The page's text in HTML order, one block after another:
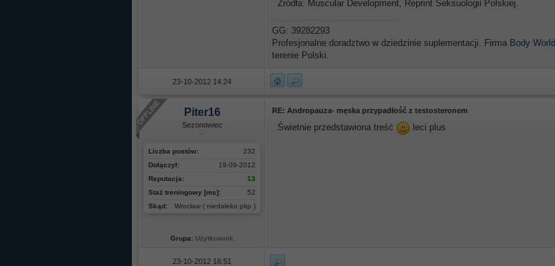
Źródła: Muscular Development, Reprint Seksuologii Polskiej.
GG: 39282293
Profesjonalne doradztwo w dziedzinie suplementacji. Firma Body World
terenie Polski.
23-10-2012 14:24
Piter16
Sezonowiec
232
Liczba postów:
19-09-2012
Dołączył:
13
Reputacja:
52
Staż treningowy [ms]:
Wrocław ( niedaleko pkp )
Skąd:
Grupa: Użytkownik
RE: Andropauza- męska przypadłość z testosteronem
Świetnie przedstawiona treść leci plus
23-10-2012 16:51